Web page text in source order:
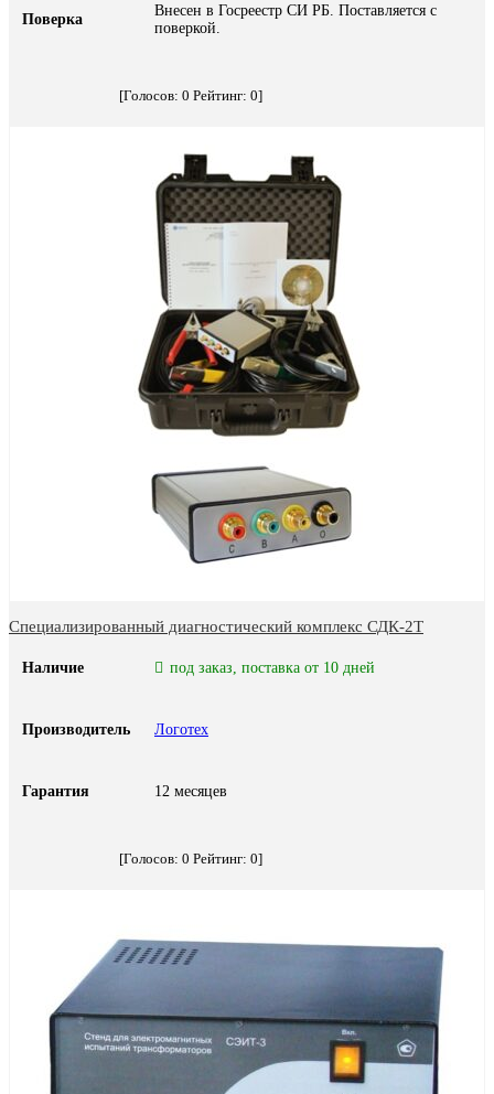
Поверка
Внесен в Госреестр СИ РБ. Поставляется с
поверкой.
[Голосов: 0 Рейтинг: 0]
Специализированный диагностический комплекс СДК-2Т
Наличие под заказ, поставка от 10 дней
Производитель Логотех
Гарантия 12 месяцев
[Голосов: 0 Рейтинг: 0]